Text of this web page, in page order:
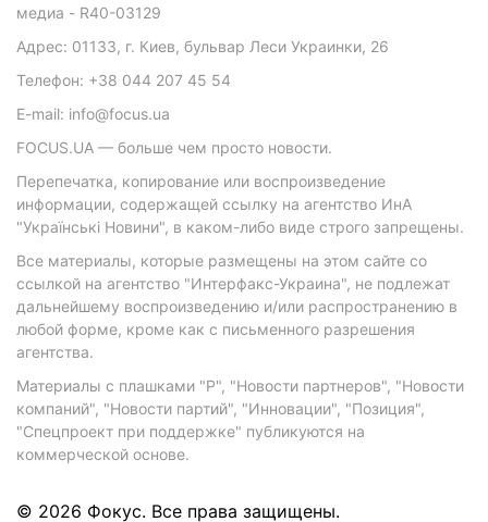
медиа - R40-03129
Адрес: 01133, г. Киев, бульвар Леси Украинки, 26
Телефон: +38 044 207 45 54
E-mail: info@focus.ua
FOCUS.UA — больше чем просто новости.
Перепечатка, копирование или воспроизведение
информации, содержащей ссылку на агентство ИнА
"Українські Новини", в каком-либо виде строго запрещены.
Все материалы, которые размещены на этом сайте со
ссылкой на агентство "Интерфакс-Украина", не подлежат
дальнейшему воспроизведению и/или распространению в
любой форме, кроме как с письменного разрешения
агентства.
Материалы с плашками "Р", "Новости партнеров", "Новости
компаний", "Новости партий", "Инновации", "Позиция",
"Спецпроект при поддержке" публикуются на
коммерческой основе.
© 2026 Фокус. Все права защищены.